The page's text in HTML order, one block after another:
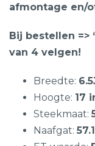
afmontage en/
Bij bestellen =>
van 4 velgen!
Breedte:
Hoogte: 17
Steekmaat:
Naafgat: 57.1